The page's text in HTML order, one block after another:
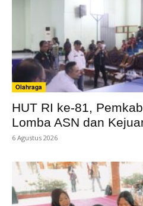
Olahraga
HUT RI ke-81,
Lomba ASN dan
6 Agustus 2026